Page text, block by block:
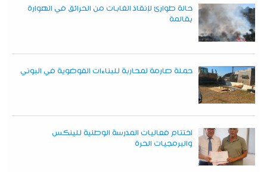
حالة طوارئ لإنقاذ الغابات من الحرائق في الهوارة
بقالمة
حملة صارمة لمحاربة للبناءات الفوضوية في البوني
اختتام فعاليات المدرسة الوطنية للينكس
والبرمجيات الحرة